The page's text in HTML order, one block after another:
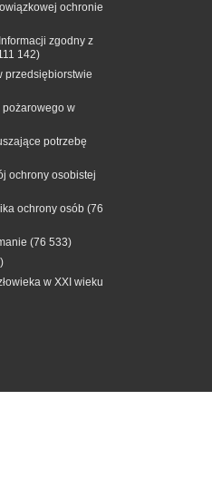
ochronie
zgodny z
142)
przedsiębiorstwie
pożarowego w
potrzebę
ochrony osobistej
ochrony osób (76
(76 533)
w XXI wieku